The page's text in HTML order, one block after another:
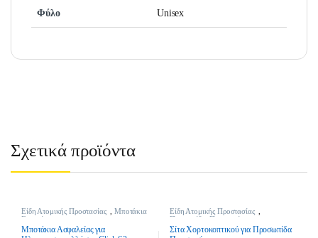
Φύλο Unisex
Σχετικά προϊόντα
Είδη Ατομικής Προστασίας
Μποτάκια
Εργασίας
Μποτάκια Ασφαλείας για
Είδη Ατομικής Προστασίας
Προσωπίδες Προστασίας
Σίτα Χορτοκοπτικού για Προσωπίδα